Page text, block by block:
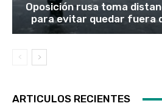
Oposición rusa toma
para evitar quedar fuera
ARTICULOS RECIENTES